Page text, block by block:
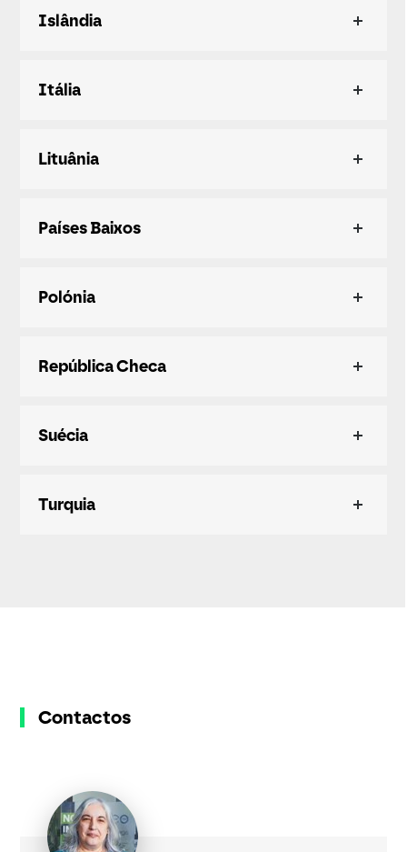
Islândia
Itália
Lituânia
Países Baixos
Polónia
República Checa
Suécia
Turquia
Contactos